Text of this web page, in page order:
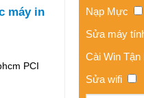
máy in
PCI
Nạp Mực
Sửa máy
Cài Win Tận
Sửa wifi